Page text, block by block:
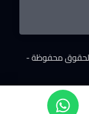
محفوظة -